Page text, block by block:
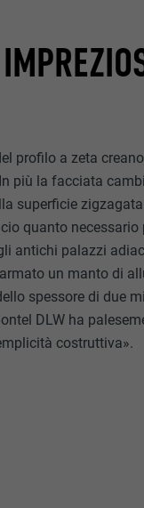
profilo a zeta
più la facciata
superficie
quanto necessario
antichi palazzi
un manto di
spessore di due
DLW ha
costruttiva».